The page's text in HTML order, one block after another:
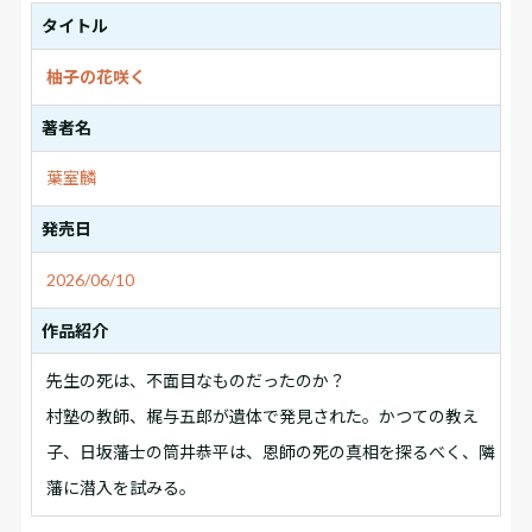
タイトル
柚子の花咲く
著者名
葉室麟
発売日
2026/06/10
作品紹介
先生の死は、不面目なものだったのか？
村塾の教師、梶与五郎が遺体で発見された。かつての教え
子、日坂藩士の筒井恭平は、恩師の死の真相を探るべく、隣
藩に潜入を試みる。